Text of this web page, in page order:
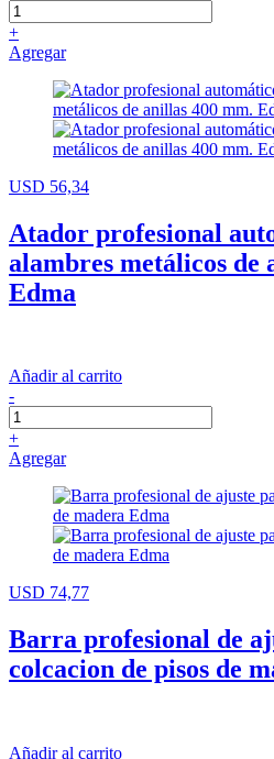
+
Agregar
USD 56,34
Atador profesional
alambres metálicos de
Edma
Añadir al carrito
-
+
Agregar
USD 74,77
Barra profesional de
colcacion de pisos de
Añadir al carrito